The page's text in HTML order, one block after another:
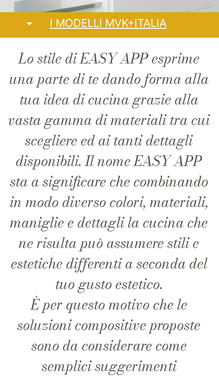
I MODELLI MVK+ITALIA
Lo stile di EASY APP esprime
una parte di te dando forma alla
tua idea di cucina grazie alla
vasta gamma di materiali tra cui
scegliere ed ai tanti dettagli
disponibili. Il nome EASY APP
sta a significare che combinando
in modo diverso colori, materiali,
maniglie e dettagli la cucina che
ne risulta può assumere stili e
estetiche differenti a seconda del
tuo gusto estetico.
È per questo motivo che le
soluzioni compositive proposte
sono da considerare come
semplici suggerimenti